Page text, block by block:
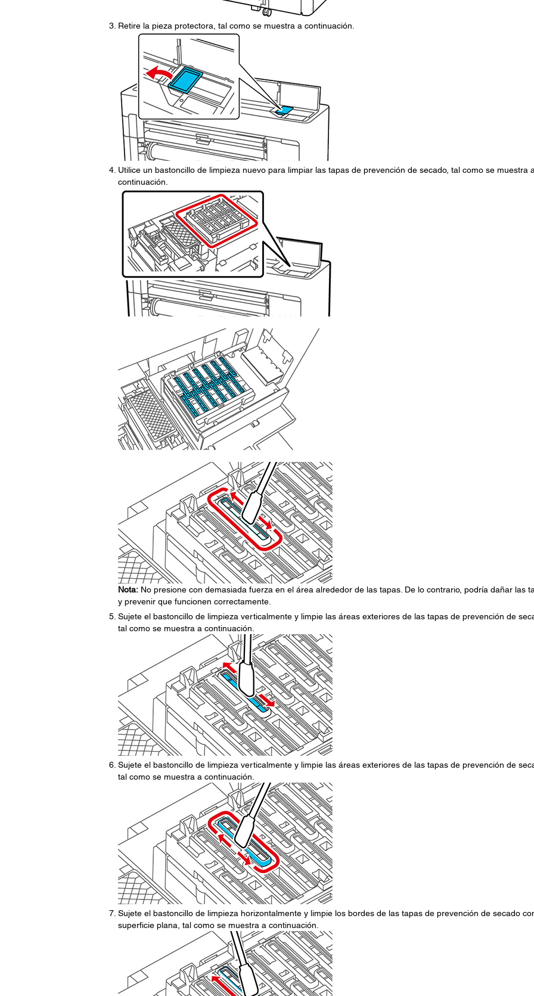
Retire la pieza protectora, tal como se muestra a continuación.
Utilice un bastoncillo de limpieza nuevo para limpiar las tapas de prevención de secado, tal como se muestra
continuación.
Nota:No presione con demasiada fuerza en el área alrededor de las tapas. De lo contrario, podría dañar las
y prevenir que funcionen correctamente.
Sujete el bastoncillo de limpieza verticalmente y limpie las áreas exteriores de las tapas de prevención de
tal como se muestra a continuación.
Sujete el bastoncillo de limpieza verticalmente y limpie las áreas exteriores de las tapas de prevención de
tal como se muestra a continuación.
Sujete el bastoncillo de limpieza horizontalmente y limpie los bordes de las tapas de prevención de secado
superficie plana, tal como se muestra a continuación.